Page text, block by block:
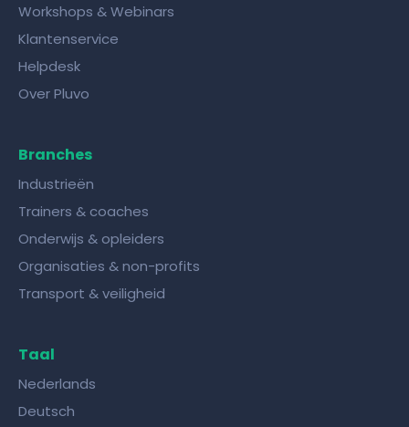
Workshops & Webinars
Klantenservice
Helpdesk
Over Pluvo
Branches
Industrieën
Trainers & coaches
Onderwijs & opleiders
Organisaties & non-profits
Transport & veiligheid
Taal
Nederlands
Deutsch